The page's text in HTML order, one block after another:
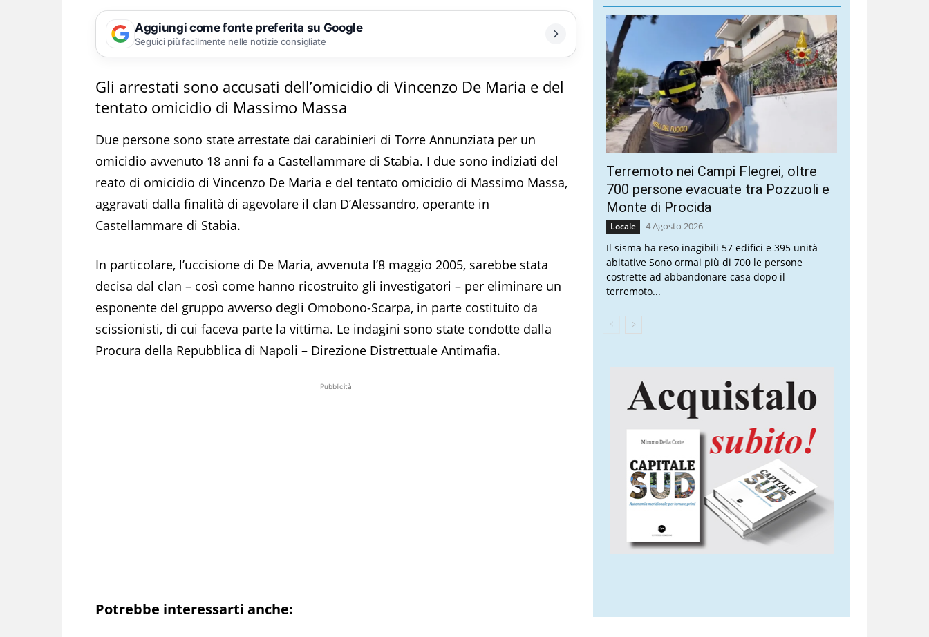
Aggiungi come fonte preferita su Google
Seguici più facilmente nelle notizie consigliate
Gli arrestati sono accusati dell’omicidio di Vincenzo De Maria e del
tentato omicidio di Massimo Massa
Due persone sono state arrestate dai carabinieri di Torre Annunziata per un
omicidio avvenuto 18 anni fa a Castellammare di Stabia. I due sono indiziati del
reato di omicidio di Vincenzo De Maria e del tentato omicidio di Massimo Massa,
aggravati dalla finalità di agevolare il clan D’Alessandro, operante in
Castellammare di Stabia.
In particolare, l’uccisione di De Maria, avvenuta l’8 maggio 2005, sarebbe stata
decisa dal clan – così come hanno ricostruito gli investigatori – per eliminare un
esponente del gruppo avverso degli Omobono-Scarpa, in parte costituito da
scissionisti, di cui faceva parte la vittima. Le indagini sono state condotte dalla
Procura della Repubblica di Napoli – Direzione Distrettuale Antimafia.
Pubblicità
Potrebbe interessarti anche:
Terremoto nei Campi Flegrei, oltre
700 persone evacuate tra Pozzuoli e
Monte di Procida
Locale 4 Agosto 2026
Il sisma ha reso inagibili 57 edifici e 395 unità
abitative Sono ormai più di 700 le persone
costrette ad abbandonare casa dopo il
terremoto...